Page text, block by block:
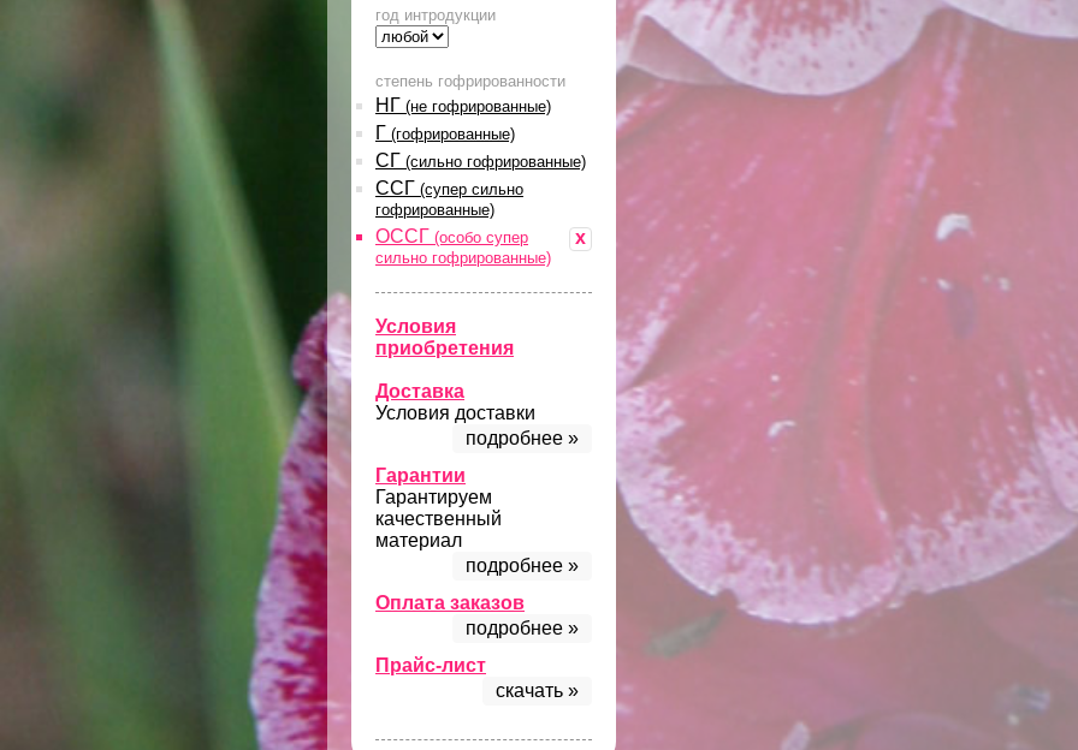
год интродукции
степень гофрированности
НГ (не гофрированные)
Г (гофрированные)
СГ (сильно гофрированные)
ССГ (супер сильно
гофрированные)
x
ОССГ (особо супер
сильно гофрированные)
Условия
приобретения
Доставка
Условия доставки
подробнее »
Гарантии
Гарантируем
качественный
материал
подробнее »
Оплата заказов
подробнее »
Прайс-лист
скачать »